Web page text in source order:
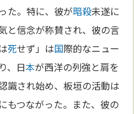
た。特に、彼が暗殺未遂に
と信念が称賛され、彼の言
死せず」は国際的なニュー
、日本が西洋の列強と肩を
識され始め、板垣の活動は
もつながった。また、彼の